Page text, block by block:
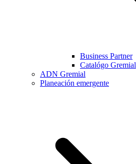
Business Partner
Catalógo Gremial
ADN Gremial
Planeación emergente